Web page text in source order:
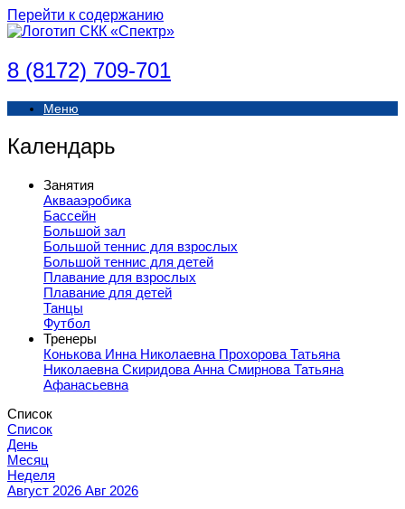
Перейти к содержанию
8 (8172) 709-701
Меню
Календарь
Занятия
Аквааэробика
Бассейн
Большой зал
Большой теннис для взрослых
Большой теннис для детей
Плавание для взрослых
Плавание для детей
Танцы
Футбол
Тренеры
Конькова Инна Николаевна Прохорова Татьяна
Николаевна Скиридова Анна Смирнова Татьяна
Афанасьевна
Список
Список
День
Месяц
Неделя
Август 2026 Авг 2026